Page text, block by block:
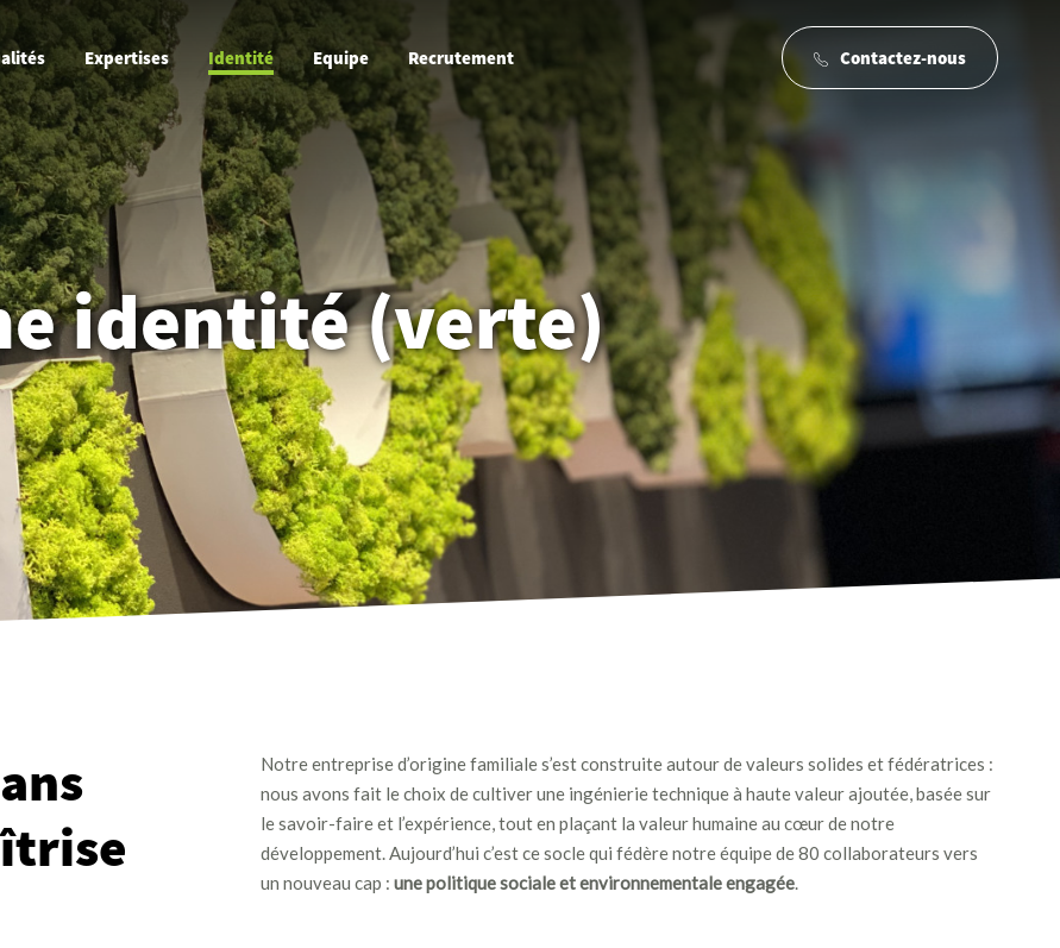
Expertises Identité Equipe Recrutement Contactez-nous
identité (verte)
Notre entreprise d’origine familiale s’est construite autour de valeurs solides et fédératrices :
nous avons fait le choix de cultiver une ingénierie technique à haute valeur ajoutée, basée sur
le savoir-faire et l’expérience, tout en plaçant la valeur humaine au cœur de notre
développement. Aujourd’hui c’est ce socle qui fédère notre équipe de 80 collaborateurs vers
un nouveau cap : une politique sociale et environnementale engagée.